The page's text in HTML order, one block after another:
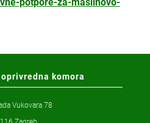
komora
Vukovara 78